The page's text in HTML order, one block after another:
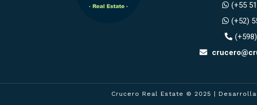
(+55
(+52)
Crucero Real Estate © 2025 |